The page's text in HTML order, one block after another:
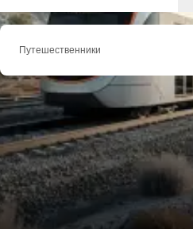
Путешественники